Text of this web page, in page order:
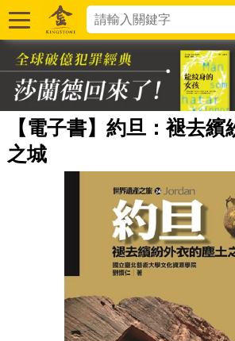
【電子書】約旦：褪去繽
之城